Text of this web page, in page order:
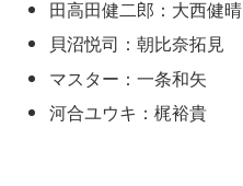
田高田健二郎：大西健晴
貝沼悦司：朝比奈拓見
マスター：一条和矢
河合ユウキ：梶裕貴